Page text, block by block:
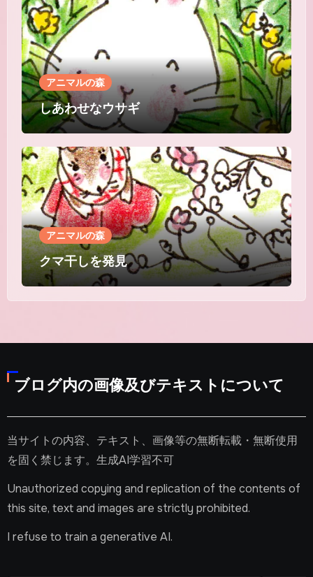
アニマルの森
しあわせなウサギ
アニマルの森
クマ干しを発見
ブログ内の画像及びテキストについて
当サイトの内容、テキスト、画像等の無断転載・無断使用
を固く禁じます。生成AI学習不可
Unauthorized copying and replication of the contents of
this site, text and images are strictly prohibited.
I refuse to train a generative AI.